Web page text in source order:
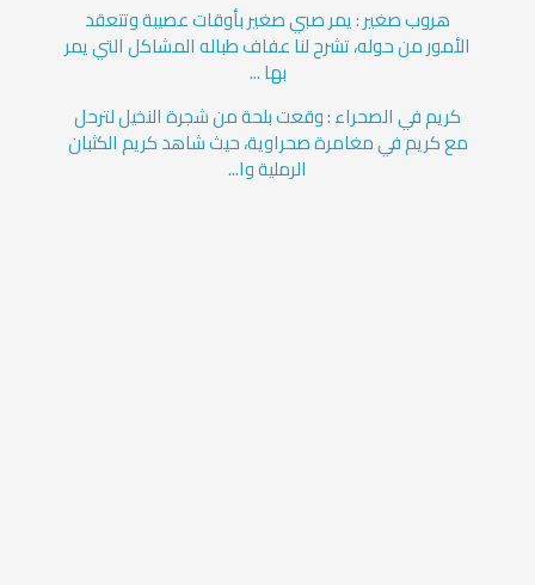
هروب صغير : يمر صبي صغير بأوقات عصيبة وتتعقد
الأمور من حوله، تشرح لنا عفاف طباله المشاكل التي يمر
بها ...
كريم في الصحراء : وقعت بلحة من شجرة النخيل لترحل
مع كريم في مغامرة صحراوية، حيث شاهد كريم الكثبان
الرملية وا...